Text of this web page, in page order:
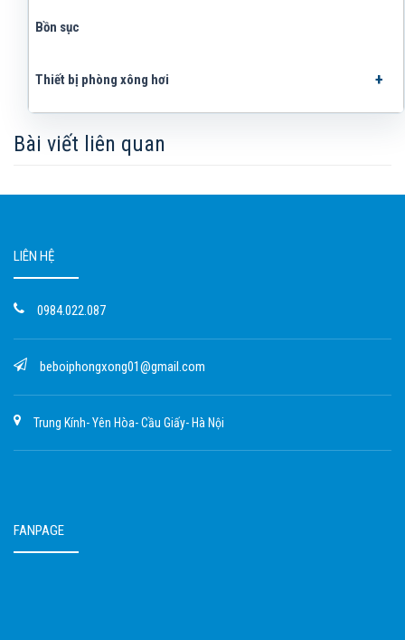
Bồn sục
Thiết bị phòng xông hơi
Bài viết liên quan
LIÊN HỆ
0984.022.087
beboiphongxong01@gmail.com
Trung Kính- Yên Hòa- Cầu Giấy- Hà Nội
FANPAGE